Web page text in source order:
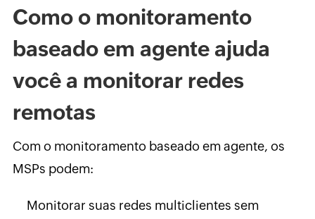
Como o monitoramento
baseado em agente ajuda
você a monitorar redes
remotas
Com o monitoramento baseado em agente, os
MSPs podem:
Monitorar suas redes multiclientes sem